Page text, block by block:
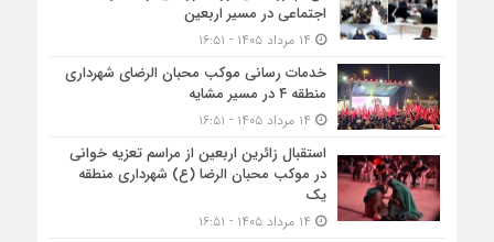
اجتماعی در مسیر اربعین
خدمات رسانی موکب محبان الرضای شهرداری
منطقه ۴ در مسیر مشایه
استقبال زائرین اربعین از مراسم تعزیه خوانی
در موکب محبان الرضا (ع) شهرداری منطقه
یک